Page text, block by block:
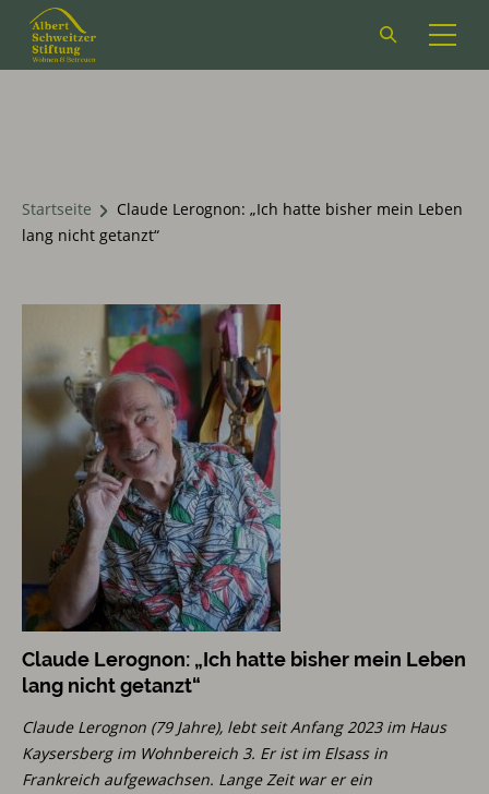
Suchformular
öffnen
Startseite
Claude Lerognon: „Ich hatte bisher mein Leben
lang nicht getanzt“
Claude Lerognon: „Ich hatte bisher mein Leben
lang nicht getanzt“
Claude Lerognon (79 Jahre), lebt seit Anfang 2023 im Haus
Kaysersberg im Wohnbereich 3. Er ist im Elsass in
Frankreich aufgewachsen. Lange Zeit war er ein